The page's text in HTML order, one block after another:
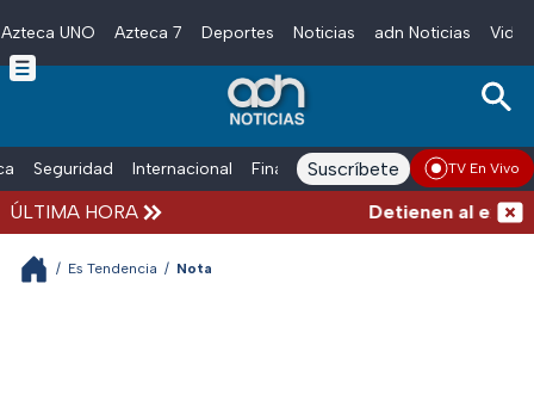
Skip to main content
Azteca UNO Azteca 7 Deportes Noticias adn Noticias
Seguridad Internacional Finanzas adn Noticias Radio
Suscríbete TV En Vivo
ÚLTIMA HORA Detienen al
/ Es Tendencia / Nota